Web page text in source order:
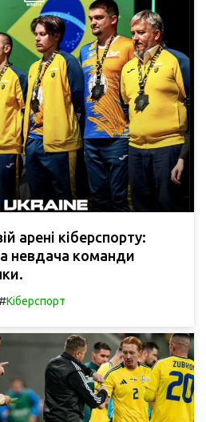
арені кіберспорту:
невдача команди
Кіберспорт